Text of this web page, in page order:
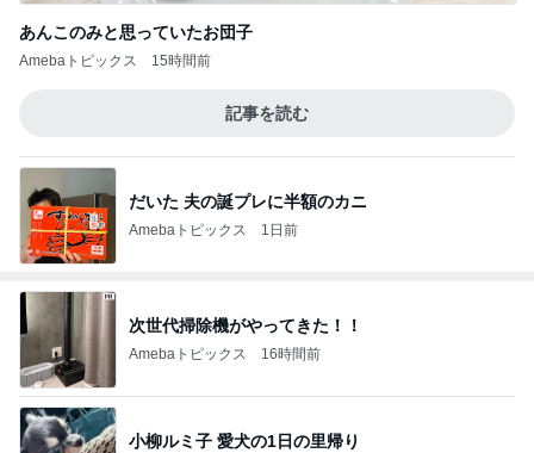
あんこのみと思っていたお団子
Amebaトピックス 15時間前
記事を読む
だいた 夫の誕プレに半額のカニ
Amebaトピックス 1日前
次世代掃除機がやってきた！！
Amebaトピックス 16時間前
小柳ルミ子 愛犬の1日の里帰り